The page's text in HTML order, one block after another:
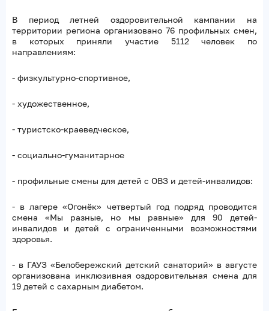
В период летней оздоровительной кампании на
территории региона организовано 76 профильных смен,
в которых приняли участие 5112 человек по
направлениям:
- физкультурно-спортивное,
- художественное,
- туристско-краеведческое,
- социально-гуманитарное
- профильные смены для детей с ОВЗ и детей-инвалидов:
- в лагере «Огонёк» четвертый год подряд проводится
смена «Мы разные, но мы равные» для 90 детей-
инвалидов и детей с ограниченными возможностями
здоровья.
- в ГАУЗ «Белобережский детский санаторий» в августе
организована инклюзивная оздоровительная смена для
19 детей с сахарным диабетом.